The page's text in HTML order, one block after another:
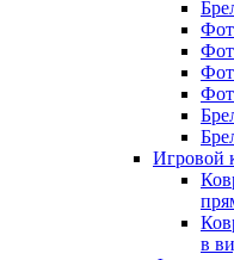
Игровой
в